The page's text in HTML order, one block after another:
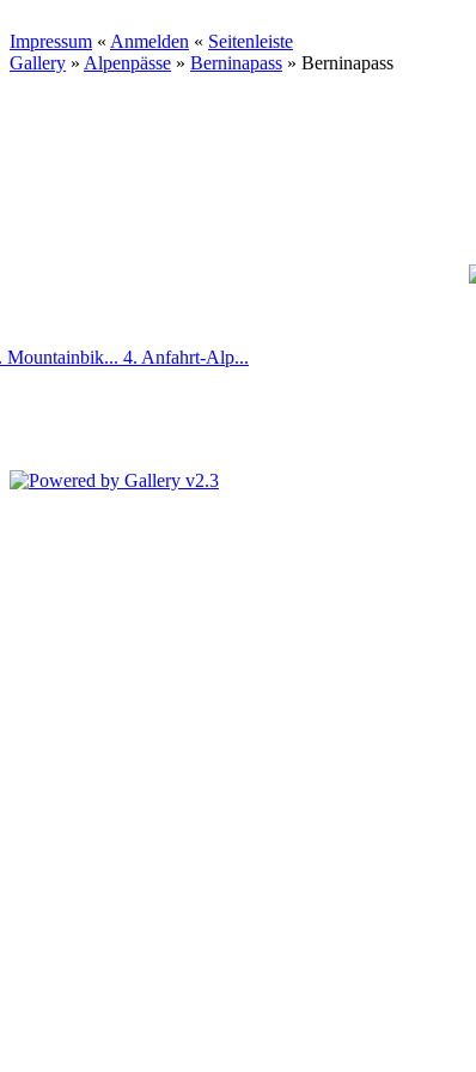
Impressum « Anmelden « Seitenleiste
Gallery » Alpenpässe » Berninapass » Berninapass
Mountainbik... 4. Anfahrt-Alp...